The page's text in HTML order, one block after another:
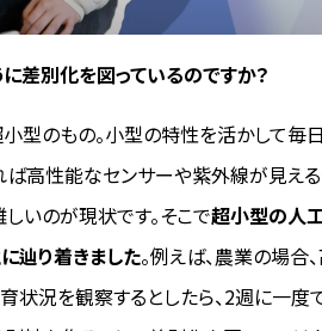
差別化を図っているのですか？
型のもの。小型の特性を活かして毎
ば高性能なセンサーや紫外線が見え
いのが現状です。そこで超小型の人
辿り着きました。例えば、農業の場
状況を観察するとしたら、2週に一度